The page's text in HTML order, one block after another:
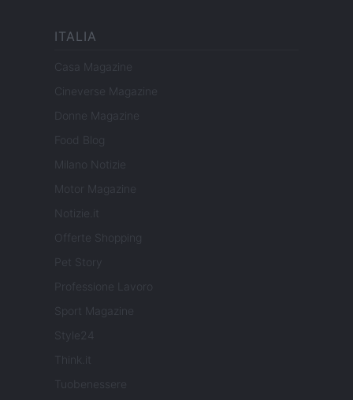
ITALIA
Casa Magazine
Cineverse Magazine
Donne Magazine
Food Blog
Milano Notizie
Motor Magazine
Notizie.it
Offerte Shopping
Pet Story
Professione Lavoro
Sport Magazine
Style24
Think.it
Tuobenessere